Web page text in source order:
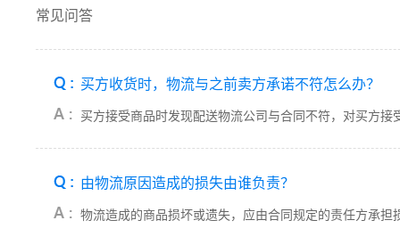
常见问答
买方收货时，物流与之前卖方承诺不符怎么办？
买方接受商品时发现配送物流公司与合同不符，对买方
由物流原因造成的损失由谁负责？
物流造成的商品损坏或遗失，应由合同规定的责任方承担